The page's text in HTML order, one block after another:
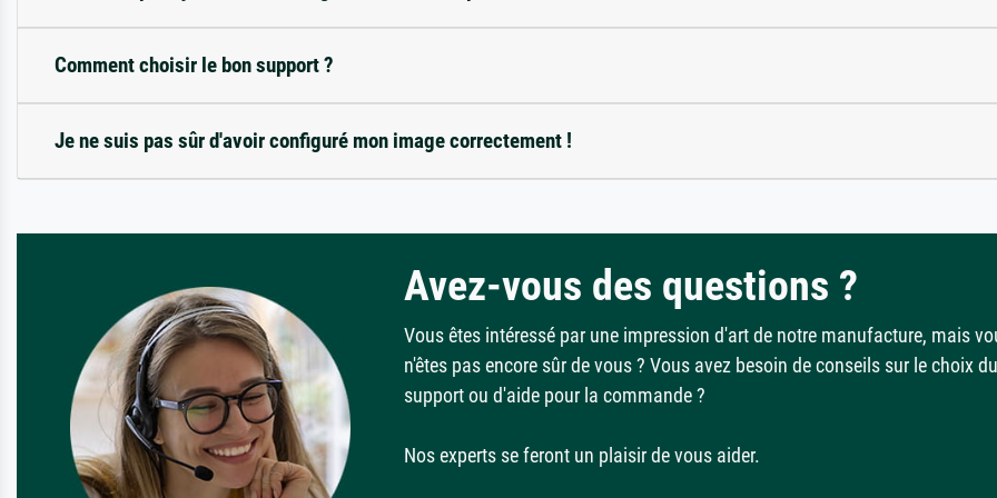
Comment choisir le bon support ?
Je ne suis pas sûr d'avoir configuré mon image correctement !
Avez-vous des questions ?
Vous êtes intéressé par une impression d'art de notre manufacture, mais
n'êtes pas encore sûr de vous ? Vous avez besoin de conseils sur le choix du
support ou d'aide pour la commande ?
Nos experts se feront un plaisir de vous aider.